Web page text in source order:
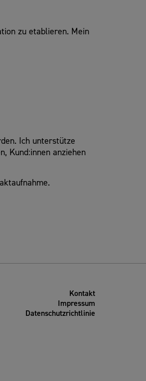
zu etablieren. Mein
Ich unterstütze
Kund:innen anziehen
Kontakt
Impressum
Datenschutzrichtlinie